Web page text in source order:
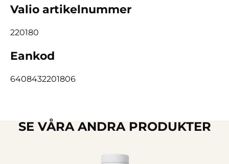
Valio artikelnummer
220180
Eankod
6408432201806
SE VÅRA ANDRA PRODUKTER